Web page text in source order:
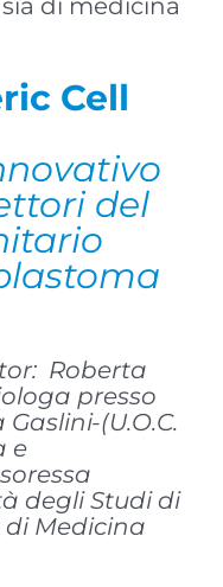
di medicina
Cell
del
Roberta
presso
(U.O.C.
e
degli Studi di
Medicina